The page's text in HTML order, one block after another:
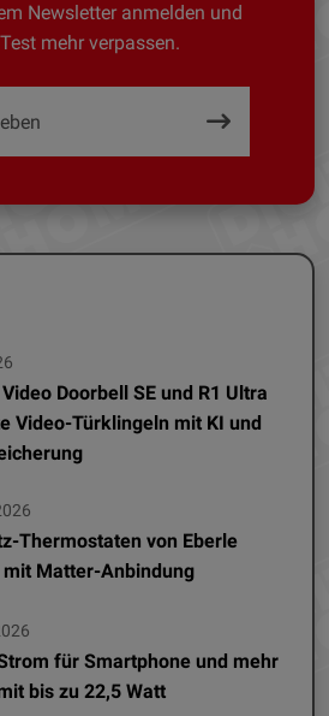
Newsletter anmelden und
mehr verpassen.
Doorbell SE und R1 Ultra
Video-Türklingeln mit KI und
Thermostaten von Eberle
mit Matter-Anbindung
für Smartphone und mehr
bis zu 22,5 Watt